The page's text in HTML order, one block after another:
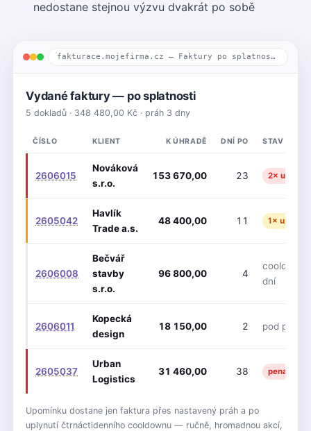
nedostane stejnou výzvu dvakrát po sobě
fakturace.mojefirma.cz — Faktury po splatnosti
Vydané faktury — po splatnosti
5 dokladů · 348 480,00 Kč · práh 3 dny
ČÍSLO KLIENT K ÚHRADĚ DNÍ PO STAV
2606015
Nováková
s.r.o.
153 670,00 23 2×
2605042
Havlík
Trade a.s.
48 400,00 11 1×
2606008
Bečvář
stavby
s.r.o.
96 800,00 4
cooldown
dní
2606011
Kopecká
design
18 150,00 2 pod
2605037
Urban
Logistics
31 460,00 38 penalizace
Upomínku dostane jen faktura přes nastavený práh a po
uplynutí čtrnáctidenního cooldownu — ručně, hromadnou akcí,